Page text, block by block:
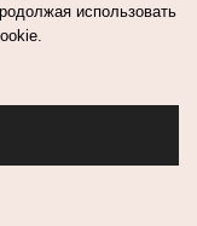
использовать